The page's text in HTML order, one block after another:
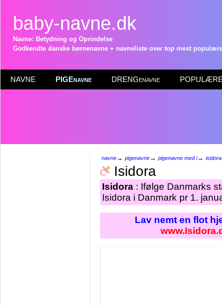
baby-navne.dk
Navne: Betydning og Oprindelse
Godkendte danske børnenavne + navneliste over top mest
NAVNE PIGEnavne DRENGenavne POPULÆRE
navne→ pigenavne→ pigenavne med i→ isidora
Isidora
Isidora : Ifølge Danmarks
Isidora i Danmark pr 1.
Lav nemt en flot